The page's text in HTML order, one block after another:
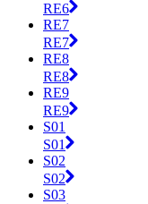
RE6
RE7
RE7
RE8
RE8
RE9
RE9
S01
S01
S02
S02
S03